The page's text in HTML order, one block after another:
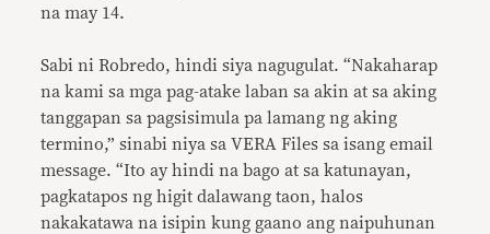
na may 14.
Sabi ni Robredo, hindi siya nagugulat. “Nakaharap
na kami sa mga pag-atake laban sa akin at sa aking
tanggapan sa pagsisimula pa lamang ng aking
termino,” sinabi niya sa VERA Files sa isang email
message. “Ito ay hindi na bago at sa katunayan,
pagkatapos ng higit dalawang taon, halos
nakakatawa na isipin kung gaano ang naipuhunan